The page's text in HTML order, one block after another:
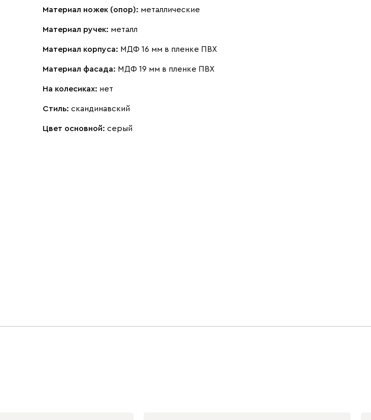
Материал ножек (опор): металлические
Материал ручек: металл
Материал корпуса: МДФ 16 мм в пленке ПВХ
Материал фасада: МДФ 19 мм в пленке ПВХ
На колесиках: нет
Стиль: скандинавский
Цвет основной: серый